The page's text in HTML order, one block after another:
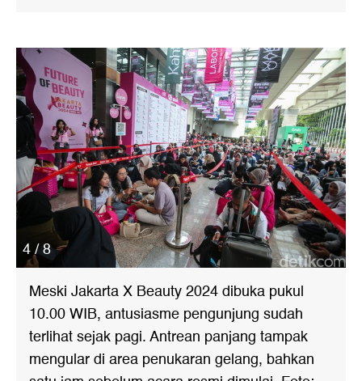
4 / 8
Meski Jakarta X Beauty 2024 dibuka pukul
10.00 WIB, antusiasme pengunjung sudah
terlihat sejak pagi. Antrean panjang tampak
mengular di area penukaran gelang, bahkan